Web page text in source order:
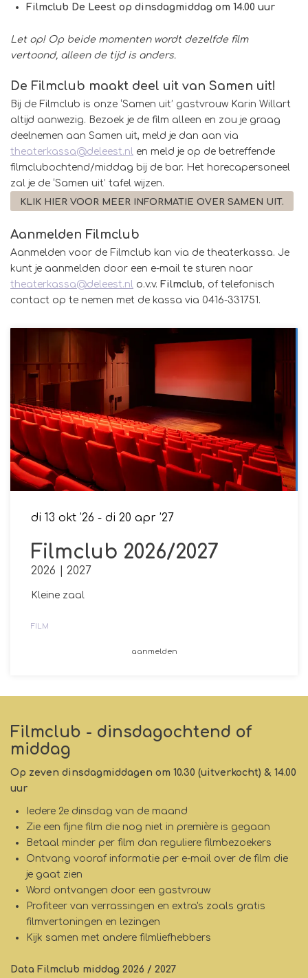
Filmclub De Leest op dinsdagmiddag om 14.00 uur
Let op! Op beide momenten wordt dezelfde film
vertoond, alleen de tijd is anders.
De Filmclub maakt deel uit van Samen uit!
Bij de Filmclub is onze ‘Samen uit’ gastvrouw Karin Willart
altijd aanwezig. Bezoek je de film alleen en zou je graag
deelnemen aan Samen uit, meld je dan aan via
theaterkassa@deleest.nl en meld je op de betreffende
filmclubochtend/middag bij de bar. Het horecapersoneel
zal je de ‘Samen uit’ tafel wijzen.
KLIK HIER VOOR MEER INFORMATIE OVER SAMEN UIT.
Aanmelden Filmclub
Aanmelden voor de Filmclub kan via de theaterkassa. Je
kunt je aanmelden door een e-mail te sturen naar
theaterkassa@deleest.nl
o.v.v. Filmclub, of telefonisch
contact op te nemen met de kassa via 0416-331751.
Filmclub 2026/2027
2026 | 2027
di 13 okt ’26 - di 20 apr ’27
Kleine zaal
FILM
aanmelden
Filmclub - dinsdagochtend of
middag
Op zeven dinsdagmiddagen om 10.30 (uitverkocht) & 14.00
uur
Iedere 2e dinsdag van de maand
Zie een fijne film die nog niet in première is gegaan
Betaal minder per film dan reguliere filmbezoekers
Ontvang vooraf informatie per e-mail over de film die
je gaat zien
Word ontvangen door een gastvrouw
Profiteer van verrassingen en extra's zoals gratis
filmvertoningen en lezingen
Kijk samen met andere filmliefhebbers
Data Filmclub middag 2026 / 2027